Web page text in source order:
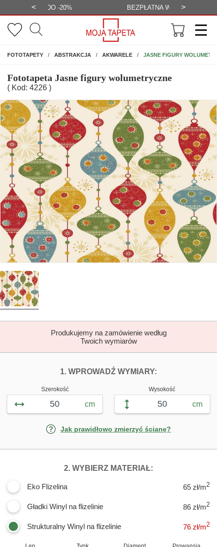
< BEZPŁATNA WIZUALIZACJA >
FOTOTAPETYNA ŚCIANĘ
ABSTRAKCJA AKWARELE JASNE FIGURY
Fototapeta Jasne figury wolumetryczne
( Kod: 4226 )
Produkujemy na zamówienie według
Twoich wymiarów
1. WPROWADŹ WYMIARY:
Szerokość
cm
Wysokość
cm
Jak prawidłowo zmierzyć ścianę?
2. WYBIERZ MATERIAŁ:
Eko Flizelina 65 zł/m2
Gładki Winyl na flizelinie 86 zł/m2
Strukturalny Winyl na flizelinie 76 zł/m2